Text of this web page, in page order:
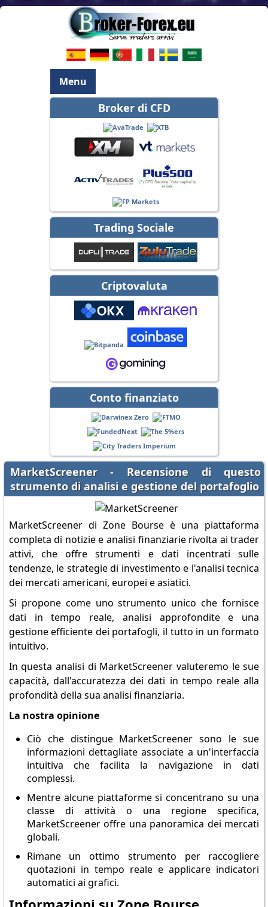
Menu
Broker di CFD
Trading Sociale
Criptovaluta
Conto finanziato
MarketScreener - Recensione di questo
strumento di analisi e gestione del portafoglio
MarketScreener di Zone Bourse è una piattaforma
completa di notizie e analisi finanziarie rivolta ai trader
attivi, che offre strumenti e dati incentrati sulle
tendenze, le strategie di investimento e l'analisi tecnica
dei mercati americani, europei e asiatici.
Si propone come uno strumento unico che fornisce
dati in tempo reale, analisi approfondite e una
gestione efficiente dei portafogli, il tutto in un formato
intuitivo.
In questa analisi di MarketScreener valuteremo le sue
capacità, dall'accuratezza dei dati in tempo reale alla
profondità della sua analisi finanziaria.
La nostra opinione
Ciò che distingue MarketScreener sono le sue
informazioni dettagliate associate a un'interfaccia
intuitiva che facilita la navigazione in dati
complessi.
Mentre alcune piattaforme si concentrano su una
classe di attività o una regione specifica,
MarketScreener offre una panoramica dei mercati
globali.
Rimane un ottimo strumento per raccogliere
quotazioni in tempo reale e applicare indicatori
automatici ai grafici.